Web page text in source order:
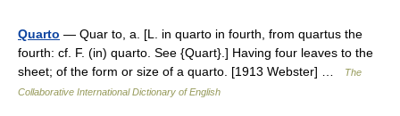
Quarto — Quar to, a. [L. in quarto in fourth, from quartus the
fourth: cf. F. (in) quarto. See {Quart}.] Having four leaves to the
sheet; of the form or size of a quarto. [1913 Webster] …
The
Collaborative International Dictionary of English